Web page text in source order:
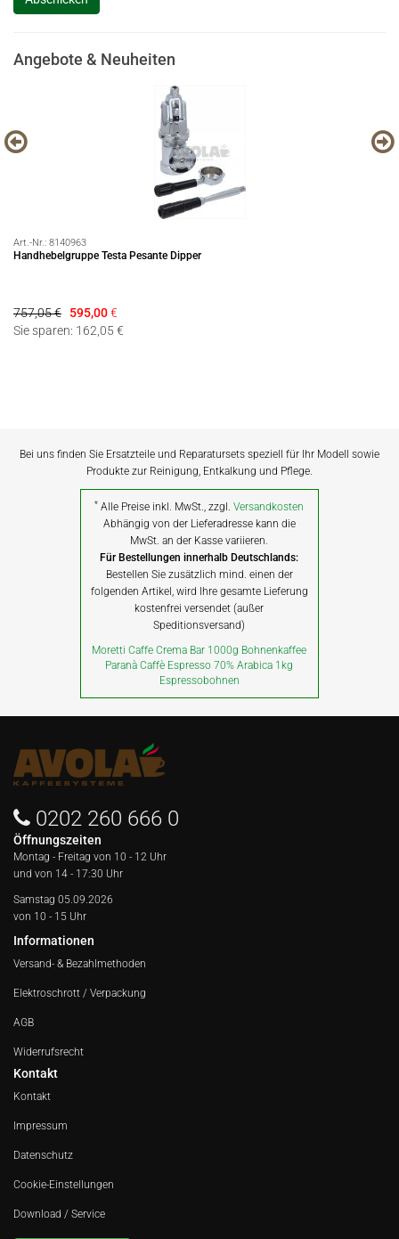
Angebote & Neuheiten
Art.-Nr.: 8140963
Handhebelgruppe Testa Pesante Dipper
757,05 € 595,00€
Sie sparen: 162,05 €
Bei uns finden Sie Ersatzteile und Reparatursets speziell für Ihr Modell sowie
Produkte zur Reinigung, Entkalkung und Pflege.
* Alle Preise inkl. MwSt., zzgl.Versandkosten
Abhängig von der Lieferadresse kann die
MwSt. an der Kasse variieren.
Für Bestellungen innerhalb Deutschlands:
Bestellen Sie zusätzlich mind. einen der
folgenden Artikel, wird Ihre gesamte Lieferung
kostenfrei versendet (außer
Speditionsversand)
Moretti Caffe Crema Bar 1000g Bohnenkaffee
Paranà Caffè Espresso 70% Arabica 1kg
Espressobohnen
0202 260 666 0
Öffnungszeiten
Montag - Freitag von 10 - 12 Uhr
und von 14 - 17:30 Uhr
Samstag 05.09.2026
von 10 - 15 Uhr
Informationen
Versand- & Bezahlmethoden
Elektroschrott / Verpackung
AGB
Widerrufsrecht
Kontakt
Kontakt
Impressum
Datenschutz
Cookie-Einstellungen
Download / Service